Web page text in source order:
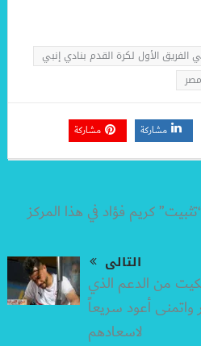
الأول لكرة القدم بنادي إنبي
مشاركة مشاركة
كريم فؤاد في هذا المركز
التالى
من الدعم الذي
واتمنى أعود سريعاً
لاسعادهم